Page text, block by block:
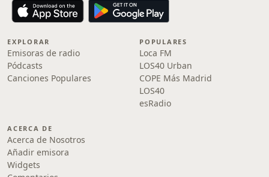
EXPLORAR
Emisoras de radio
Pódcasts
Canciones Populares
POPULARES
Loca FM
LOS40 Urban
COPE Más Madrid
LOS40
esRadio
ACERCA DE
Acerca de Nosotros
Añadir emisora
Widgets